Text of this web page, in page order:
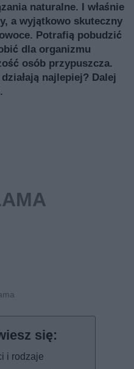
naturalne. I właśnie
a wyjątkowo skuteczny
Potrafią pobudzić
dla organizmu
osób przypuszcza.
najlepiej? Dalej
i rodzaje